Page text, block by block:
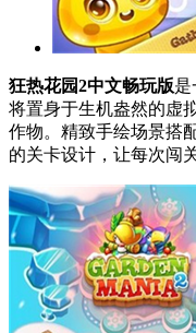
狂热花园2中文畅玩版是
将置身于生机盎然的虚
作物。精致手绘场景搭
的关卡设计，让每次闯